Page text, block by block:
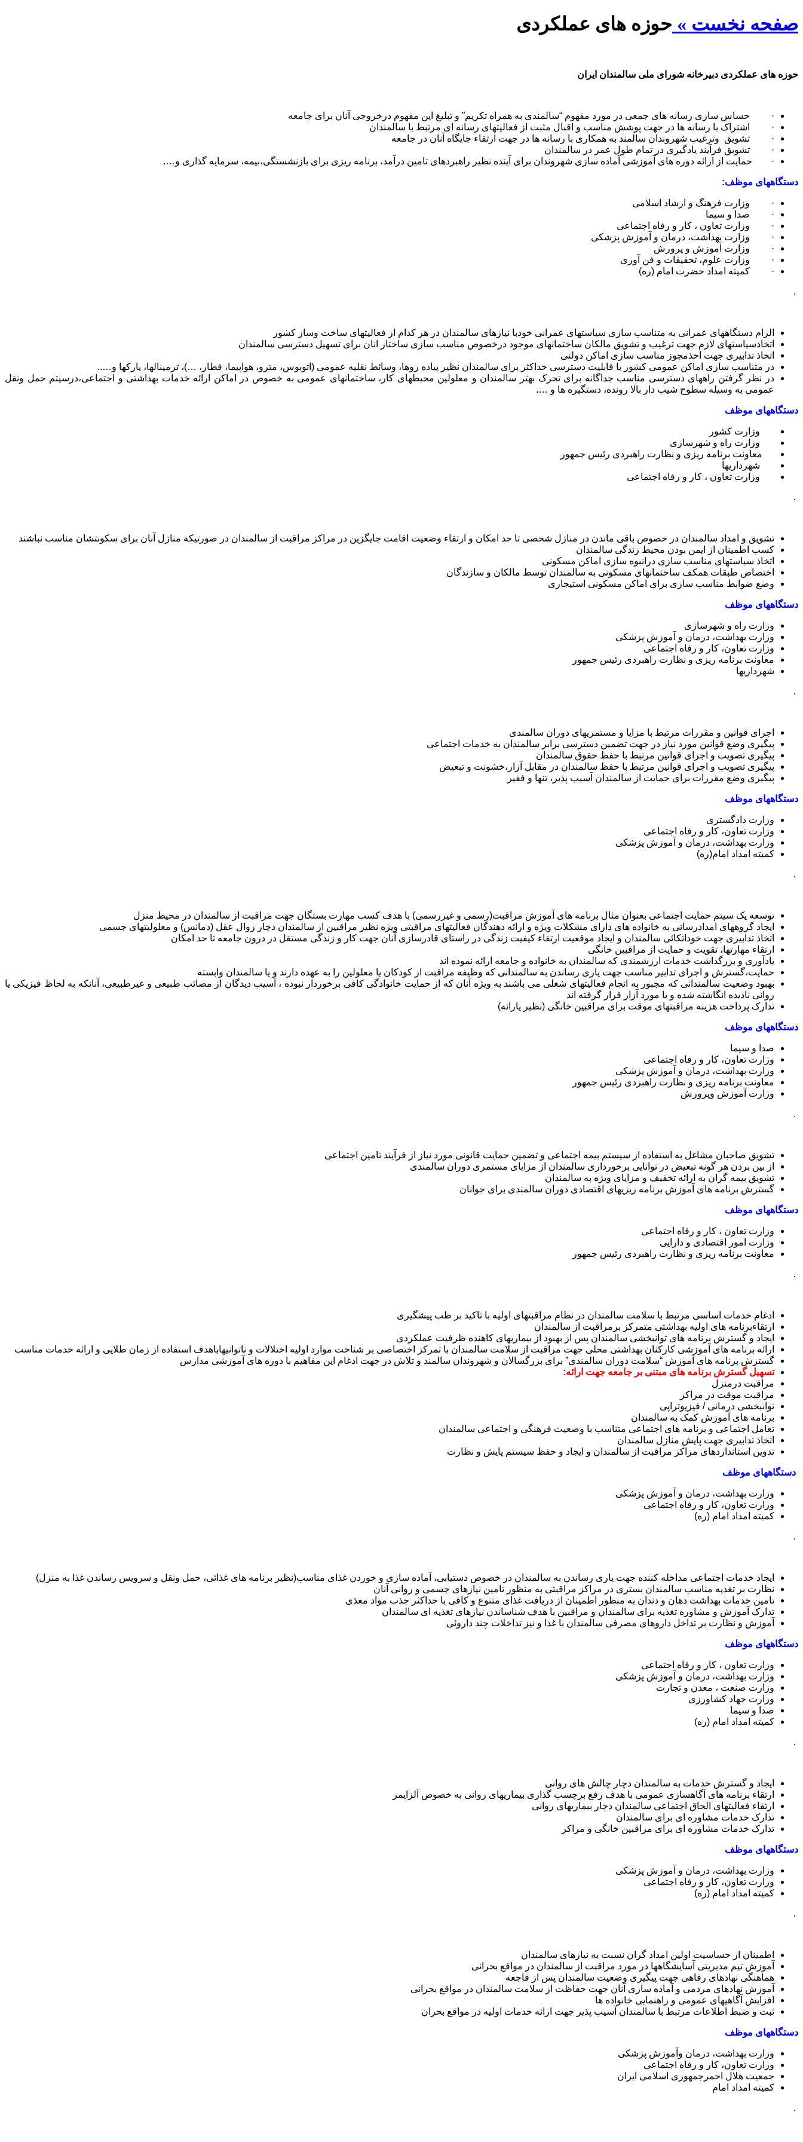
صفحه نخست » حوزه های عملکردی
حوزه های عملکردی دبیرخانه شورای ملی سالمندان ایران
· حساس سازی رسانه های جمعی در مورد مفهوم “سالمندی به همراه تکریم” و تبلیغ این مفهوم درخروجی آنان برای جامعه
· اشتراک با رسانه ها در جهت پوشش مناسب و اقبال مثبت از فعالیتهای رسانه ای مرتبط با سالمندان
· تشویق وترغیب شهروندان سالمند به همکاری با رسانه ها در جهت ارتقاء جایگاه آنان در جامعه
· تشویق فرآیند یادگیری در تمام طول عمر در سالمندان
· حمایت از ارائه دوره های آموزشی آماده سازی شهروندان برای آینده نظیر راهبردهای تامین درآمد، برنامه ریزی برای بازنشستگی،بیمه، سرمایه گذاری و….
دستگاههای موظف:
· وزارت فرهنگ و ارشاد اسلامی
· صدا و سیما
· وزارت تعاون ، کار و رفاه اجتماعی
· وزارت بهداشت، درمان و آموزش پزشکی
· وزارت آموزش و پرورش
· وزارت علوم، تحقیقات و فن آوری
· کمیته امداد حضرت امام (ره)
.
الزام دستگاههای عمرانی به متناسب سازی سیاستهای عمرانی خودبا نیازهای سالمندان در هر کدام از فعالیتهای ساخت وساز کشور
اتخاذسیاستهای لازم جهت ترغیب و تشویق مالکان ساختمانهای موجود درخصوص مناسب سازی ساختار انان برای تسهیل دسترسی سالمندان
اتخاذ تدابیری جهت اخذمجوز مناسب سازی اماکن دولتی
در متناسب سازی اماکن عمومی کشور با قابلیت دسترسی حداکثر برای سالمندان نظیر پیاده روها، وسائط نقلیه عمومی (اتوبوس، مترو، هواپیما، قطار، …)، ترمینالها، پارکها و…..
در نظر گرفتن راههای دسترسی مناسب جداگانه برای تحرک بهتر سالمندان و معلولین محیطهای کار، ساختمانهای عمومی به خصوص در اماکن ارائه خدمات بهداشتی و اجتماعی،درسیتم حمل ونقل
عمومی به وسیله سطوح شیب دار بالا رونده، دستگیره ها و ….
دستگاههای موظف
وزارت کشور
وزارت راه و شهرسازی
معاونت برنامه ریزی و نظارت راهبردی رئیس جمهور
شهرداریها
وزارت تعاون ، کار و رفاه اجتماعی
.
تشویق و امداد سالمندان در خصوص باقی ماندن در منازل شخصی تا حد امکان و ارتقاء وضعیت اقامت جایگزین در مراکز مراقبت از سالمندان در صورتیکه منازل آنان برای سکونتشان مناسب نباشند
کسب اطمینان از ایمن بودن محیط زندگی سالمندان
اتخاذ سیاستهای مناسب سازی درانبوه سازی اماکن مسکونی
اختصاص طبقات همکف ساختمانهای مسکونی به سالمندان توسط مالکان و سازندگان
وضع ضوابط مناسب سازی برای اماکن مسکونی استیجاری
دستگاههای موظف
وزارت راه و شهرسازی
وزارت بهداشت، درمان و آموزش پزشکی
وزارت تعاون، کار و رفاه اجتماعی
معاونت برنامه ریزی و نظارت راهبردی رئیس جمهور
شهرداریها
.
اجرای قوانین و مقررات مرتبط با مزایا و مستمریهای دوران سالمندی
پیگیری وضع قوانین مورد نیاز در جهت تضمین دسترسی برابر سالمندان به خدمات اجتماعی
پیگیری تصویب و اجرای قوانین مرتبط با حفظ حقوق سالمندان
پیگیری تصویب و اجرای قوانین مرتبط با حفظ سالمندان در مقابل آزار،خشونت و تبعیض
پیگیری وضع مقررات برای حمایت از سالمندان آسیب پذیر، تنها و فقیر
دستگاههای موظف
وزارت دادگستری
وزارت تعاون، کار و رفاه اجتماعی
وزارت بهداشت، درمان و آموزش پزشکی
کمیته امداد امام(ره)
.
توسعه یک سیتم حمایت اجتماعی بعنوان مثال برنامه های آموزش مراقبت(رسمی و غیررسمی) با هدف کسب مهارت بستگان جهت مراقبت از سالمندان در محیط منزل
ایجاد گروههای امدادرسانی به خانواده های دارای مشکلات ویژه و ارائه دهندگان فعالیتهای مراقبتی ویژه نظیر مراقبین از سالمندان دچار زوال عقل (دمانس) و معلولیتهای جسمی
اتخاذ تدابیری جهت خوداتکائی سالمندان و ایجاد موقعیت ارتقاء کیفیت زندگی در راستای قادرسازی آنان جهت کار و زندگی مستقل در درون جامعه تا حد امکان
ارتقاء مهارتها، تقویت و حمایت از مراقبین خانگی
یادآوری و بزرگداشت خدمات ارزشمندی که سالمندان به خانواده و جامعه ارائه نموده اند
حمایت،گسترش و اجرای تدابیر مناسب جهت یاری رساندن به سالمندانی که وظیفه مراقبت از کودکان یا معلولین را به عهده دارند و یا سالمندان وابسته
بهبود وضعیت سالمندانی که مجبور به انجام فعالیتهای شغلی می باشند به ویژه آنان که از حمایت خانوادگی کافی برخوردار نبوده ، آسیب دیدگان از مصائب طبیعی و غیرطبیعی، آنانکه به لحاظ فیزیکی یا
روانی نادیده انگاشته شده و یا مورد آزار قرار گرفته اند
تدارک پرداخت هزینه مراقبتهای موقت برای مراقبین خانگی (نظیر یارانه)
دستگاههای موظف
صدا و سیما
وزارت تعاون، کار و رفاه اجتماعی
وزارت بهداشت، درمان و آموزش پزشکی
معاونت برنامه ریزی و نظارت راهبردی رئیس جمهور
وزارت آموزش وپرورش
.
تشویق صاحبان مشاغل به استفاده از سیستم بیمه اجتماعی و تضمین حمایت قانونی مورد نیاز از فرآیند تامین اجتماعی
از بین بردن هر گونه تبعیض در توانایی برخورداری سالمندان از مزایای مستمری دوران سالمندی
تشویق بیمه گران به ارائه تخفیف و مزایای ویژه به سالمندان
گسترش برنامه های آموزش برنامه ریزیهای اقتصادی دوران سالمندی برای جوانان
دستگاههای موظف
وزارت تعاون ، کار و رفاه اجتماعی
وزارت امور اقتصادی و دارایی
معاونت برنامه ریزی و نظارت راهبردی رئیس جمهور
.
ادغام خدمات اساسی مرتبط با سلامت سالمندان در نظام مراقبتهای اولیه با تاکید بر طب پیشگیری
ارتقاءبرنامه های اولیه بهداشتی متمرکز برمراقبت از سالمندان
ایجاد و گسترش برنامه های توانبخشی سالمندان پس از بهبود از بیماریهای کاهنده ظرفیت عملکردی
ارائه برنامه های آموزشی کارکنان بهداشتی محلی جهت مراقبت از سلامت سالمندان با تمرکز اختصاصی بر شناخت موارد اولیه اختلالات و ناتوانیهاباهدف استفاده از زمان طلایی و ارائه خدمات مناسب
گسترش برنامه های آموزش “سلامت دوران سالمندی” برای بزرگسالان و شهروندان سالمند و تلاش در جهت ادغام این مفاهیم با دوره های آموزشی مدارس
تسهیل گسترش برنامه های مبتنی بر جامعه جهت ارائه:
مراقبت درمنزل
مراقبت موقت در مراکز
توانبخشی درمانی / فیزیوتراپی
برنامه های آموزش کمک به سالمندان
تعامل اجتماعی و برنامه های اجتماعی متناسب با وضعیت فرهنگی و اجتماعی سالمندان
اتخاذ تدابیری جهت پایش منازل سالمندان
تدوین استانداردهای مراکز مراقبت از سالمندان و ایجاد و حفظ سیستم پایش و نظارت
دستگاههای موظف
وزارت بهداشت، درمان و آموزش پزشکی
وزارت تعاون، کار و رفاه اجتماعی
کمیته امداد امام (ره)
.
ایجاد خدمات اجتماعی مداخله کننده جهت یاری رساندن به سالمندان در خصوص دستیابی، آماده سازی و خوردن غذای مناسب(نظیر برنامه های غذائی، حمل ونقل و سرویس رساندن غذا به منزل)
نظارت بر تغذیه مناسب سالمندان بستری در مراکز مراقبتی به منظور تامین نیازهای جسمی و روانی آنان
تامین خدمات بهداشت دهان و دندان به منظور اطمینان از دریافت غذای متنوع و کافی با حداکثر جذب مواد مغذی
تدارک آموزش و مشاوره تغذیه برای سالمندان و مراقبین با هدف شناساندن نیازهای تغذیه ای سالمندان
آموزش و نظارت بر تداخل داروهای مصرفی سالمندان با غذا و نیز تداخلات چند داروئی
دستگاههای موظف
وزارت تعاون ، کار و رفاه اجتماعی
وزارت بهداشت، درمان و آموزش پزشکی
وزارت صنعت ، معدن و تجارت
وزارت جهاد کشاورزی
صدا و سیما
کمیته امداد امام (ره)
.
ایجاد و گسترش خدمات به سالمندان دچار چالش های روانی
ارتقاء برنامه های آگاهسازی عمومی با هدف رفع برچسب گذاری بیماریهای روانی به خصوص آلزایمر
ارتقاء فعالیتهای الحاق اجتماعی سالمندان دچار بیماریهای روانی
تدارک خدمات مشاوره ای برای سالمندان
تدارک خدمات مشاوره ای برای مراقبین خانگی و مراکز
دستگاههای موظف
وزارت بهداشت، درمان و آموزش پزشکی
وزارت تعاون، کار و رفاه اجتماعی
کمیته امداد امام (ره)
.
اطمینان از حساسیت اولین امداد گران نسبت به نیازهای سالمندان
آموزش تیم مدیریتی آسایشگاهها در مورد مراقبت از سالمندان در مواقع بحرانی
هماهنگی نهادهای رفاهی جهت پیگیری وضعیت سالمندان پس از فاجعه
آموزش نهادهای مردمی و آماده سازی آنان جهت حفاظت از سلامت سالمندان در مواقع بحرانی
افزایش آگاهیهای عمومی و راهنمایی خانواده ها
ثبت و ضبط اطلاعات مرتبط با سالمندان آسیب پذیر جهت ارائه خدمات اولیه در مواقع بحران
دستگاههای موظف
وزارت بهداشت، درمان وآموزش پزشکی
وزارت تعاون، کار و رفاه اجتماعی
جمعیت هلال احمرجمهوری اسلامی ایران
کمیته امداد امام
.